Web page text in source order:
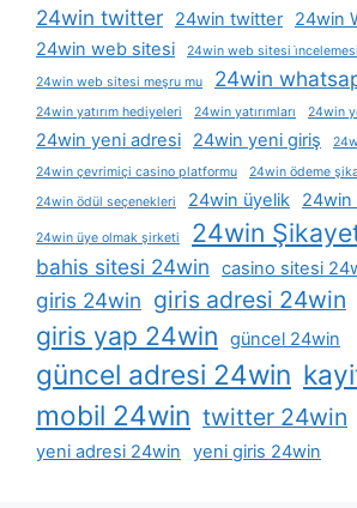
24win twitter
24win twitter
24win
24win web sitesi
24win web sitesi i̇ncelemesi
24win web sitesi meşru mu
24win
24win yatırım hediyeleri 24win yatırımları 24win
24win yeni adresi 24win yeni giriş
24win çevrimiçi casino platformu
24win ödeme
24win ödül seçenekleri
24win üyelik 24win
24win üye olmak şirketi 24win
bahis sitesi 24win casino sitesi
giris 24win giris adresi 24win
giris yap 24win güncel 24win
güncel adresi 24win
mobil 24win twitter 24win
yeni adresi 24win yeni giris 24win